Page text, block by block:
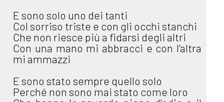
E sono solo uno dei tanti
Col sorriso triste e con gli occhi stanchi
Che non riesce più a fidarsi degli altri
Con una mano mi abbracci e con l’altra
mi ammazzi
E sono stato sempre quello solo
Perché non sono mai stato come loro